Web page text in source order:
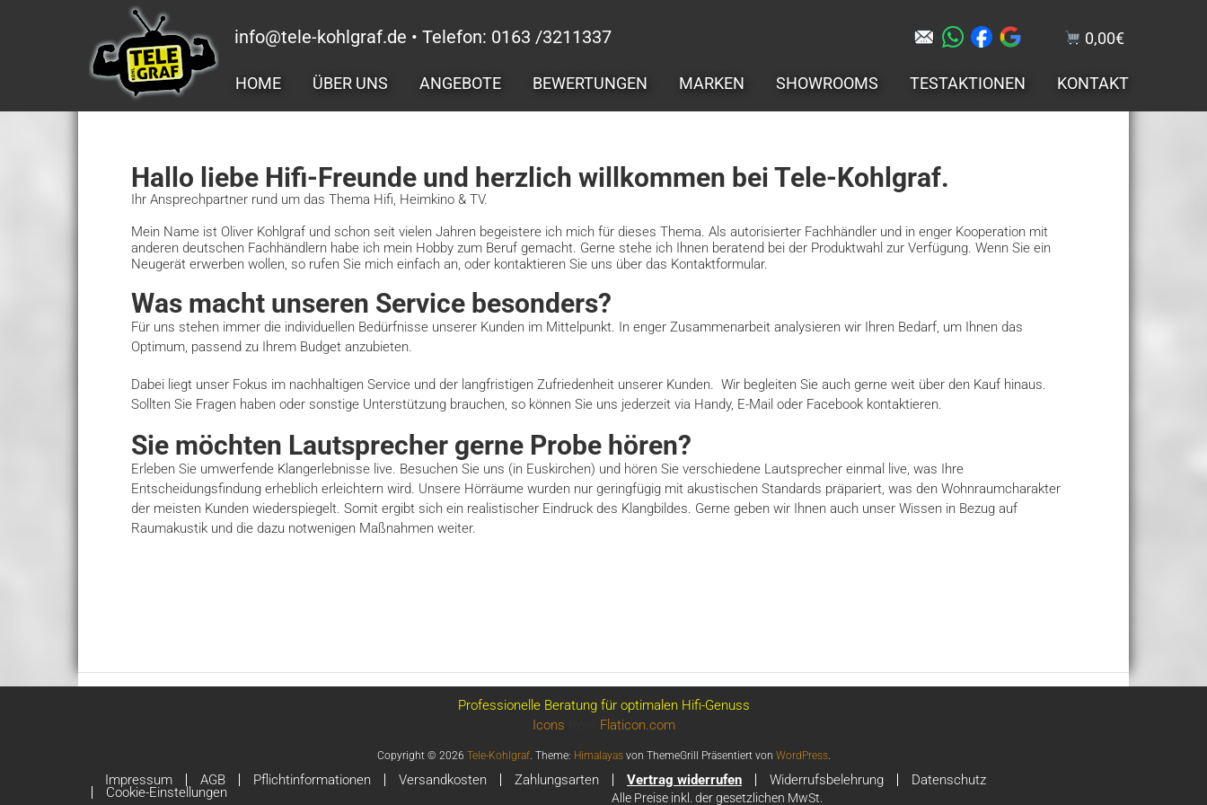
info@tele-kohlgraf.de • Telefon: 0163 /3211337 0,00€
HOME ÜBER UNS ANGEBOTE BEWERTUNGEN MARKEN SHOWROOMS TESTAKTIONEN KONTAKT
Hallo liebe Hifi-Freunde und herzlich willkommen bei Tele-Kohlgraf.
Ihr Ansprechpartner rund um das Thema Hifi, Heimkino & TV.
Mein Name ist Oliver Kohlgraf und schon seit vielen Jahren begeistere ich mich für dieses Thema. Als autorisierter Fachhändler und in enger Kooperation mit
anderen deutschen Fachhändlern habe ich mein Hobby zum Beruf gemacht. Gerne stehe ich Ihnen beratend bei der Produktwahl zur Verfügung. Wenn Sie ein
Neugerät erwerben wollen, so rufen Sie mich einfach an, oder kontaktieren Sie uns über das Kontaktformular.
Was macht unseren Service besonders?
Für uns stehen immer die individuellen Bedürfnisse unserer Kunden im Mittelpunkt. In enger Zusammenarbeit analysieren wir Ihren Bedarf, um Ihnen das
Optimum, passend zu Ihrem Budget anzubieten.
Dabei liegt unser Fokus im nachhaltigen Service und der langfristigen Zufriedenheit unserer Kunden. Wir begleiten Sie auch gerne weit über den Kauf hinaus.
Sollten Sie Fragen haben oder sonstige Unterstützung brauchen, so können Sie uns jederzeit via Handy, E-Mail oder Facebook kontaktieren.
Sie möchten Lautsprecher gerne Probe hören?
Erleben Sie umwerfende Klangerlebnisse live. Besuchen Sie uns (in Euskirchen) und hören Sie verschiedene Lautsprecher einmal live, was Ihre
Entscheidungsfindung erheblich erleichtern wird. Unsere Hörräume wurden nur geringfügig mit akustischen Standards präpariert, was den Wohnraumcharakter
der meisten Kunden wiederspiegelt. Somit ergibt sich ein realistischer Eindruck des Klangbildes. Gerne geben wir Ihnen auch unser Wissen in Bezug auf
Raumakustik und die dazu notwenigen Maßnahmen weiter.
Professionelle Beratung für optimalen Hifi-Genuss
Icons
Flaticon.com
Copyright © 2026 Tele-Kohlgraf. Theme: Himalayasvon ThemeGrill Präsentiert von WordPress.
Impressum AGB Pflichtinformationen Versandkosten Zahlungsarten Vertrag widerrufen Widerrufsbelehrung Datenschutz
Cookie-Einstellungen Alle Preise inkl. der gesetzlichen MwSt.